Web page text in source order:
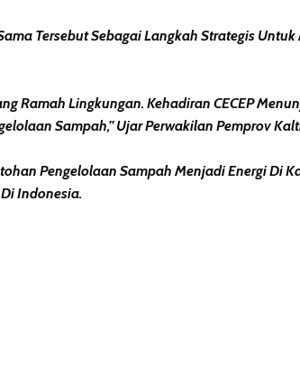
Tersebut Sebagai Langkah Strategis
Ramah Lingkungan. Kehadiran CECEP
Sampah,” Ujar Perwakilan Pemprov
Pengelolaan Sampah Menjadi Energi
Indonesia.